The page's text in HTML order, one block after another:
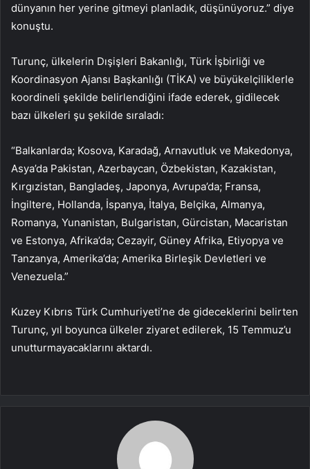
dünyanın her yerine gitmeyi planladık, düşünüyoruz.” diye
konuştu.
Turunç, ülkelerin Dışişleri Bakanlığı, Türk İşbirliği ve
Koordinasyon Ajansı Başkanlığı (TİKA) ve büyükelçiliklerle
koordineli şekilde belirlendiğini ifade ederek, gidilecek
bazı ülkeleri şu şekilde sıraladı:
“Balkanlarda; Kosova, Karadağ, Arnavutluk ve Makedonya,
Asya’da Pakistan, Azerbaycan, Özbekistan, Kazakistan,
Kırgızistan, Bangladeş, Japonya, Avrupa’da; Fransa,
İngiltere, Hollanda, İspanya, İtalya, Belçika, Almanya,
Romanya, Yunanistan, Bulgaristan, Gürcistan, Macaristan
ve Estonya, Afrika’da; Cezayir, Güney Afrika, Etiyopya ve
Tanzanya, Amerika’da; Amerika Birleşik Devletleri ve
Venezuela.”
Kuzey Kıbrıs Türk Cumhuriyeti’ne de gideceklerini belirten
Turunç, yıl boyunca ülkeler ziyaret edilerek, 15 Temmuz’u
unutturmayacaklarını aktardı.